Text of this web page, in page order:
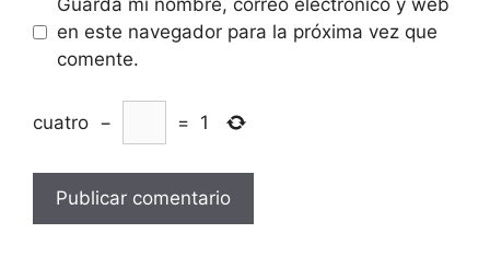
en este navegador para la próxima vez que
comente.
cuatro − = 1